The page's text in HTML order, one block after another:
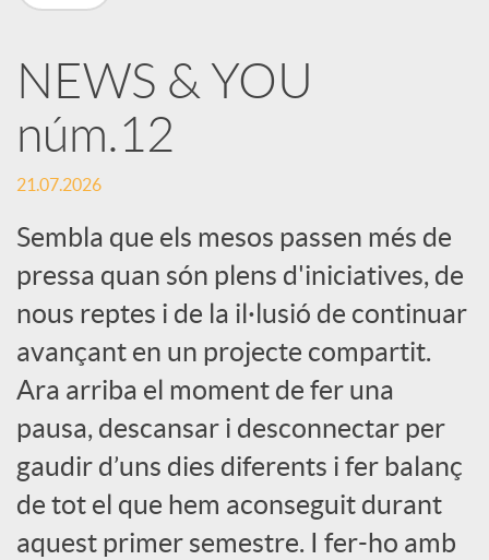
a
r
x
e
s
S
o
NEWS & YOU
núm.12
21.07.2026
Sembla que els mesos passen més de
pressa quan són plens d'iniciatives, de
nous reptes i de la il·lusió de continuar
avançant en un projecte compartit.
Ara arriba el moment de fer una
pausa, descansar i desconnectar per
gaudir d’uns dies diferents i fer balanç
de tot el que hem aconseguit durant
aquest primer semestre. I fer-ho amb